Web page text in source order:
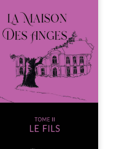
Anatole-Eustache.
devra affronter non
un inconnu qui rôde
du domaine et dont
le fidèle majordome,
les visites, le passé
d’Anatole-
la malédiction
mais aussi la toute-
de Gauthier. Mais
dompter cet enfant
avant qu’il ...